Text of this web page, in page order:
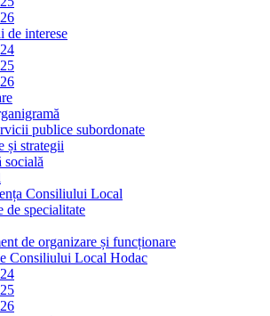
de interese
publice subordonate
și strategii
socială
Consiliului Local
de specialitate
de organizare și funcționare
Consiliului Local Hodac